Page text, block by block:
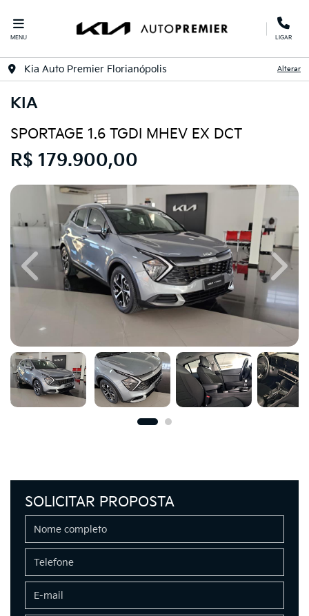
MENU LIGAR
Kia Auto Premier Florianópolis Alterar
KIA
SPORTAGE 1.6 TGDI MHEV EX DCT
R$ 179.900,00
Previous Next
SOLICITAR PROPOSTA